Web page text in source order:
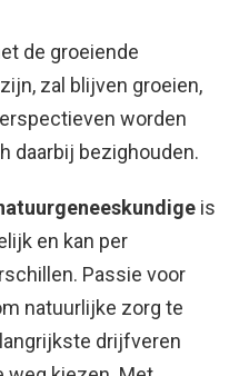
de groeiende
zal blijven groeien,
worden
daarbij bezighouden.
is
en kan per
Passie voor
natuurlijke zorg te
drijfveren